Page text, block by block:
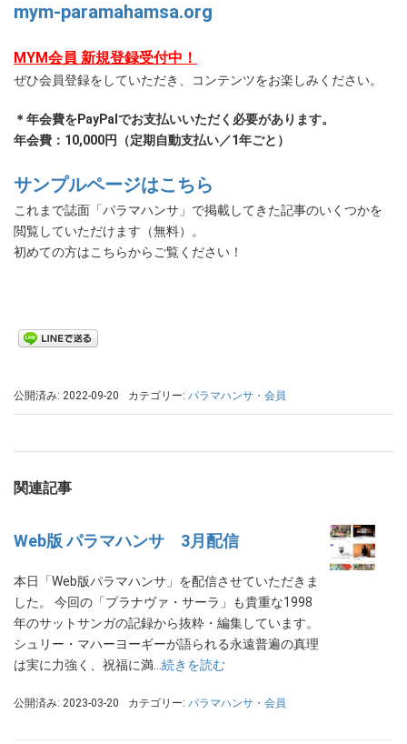
mym-paramahamsa.org
MYM会員 新規登録受付中！
ぜひ会員登録をしていただき、コンテンツをお楽しみください。
＊年会費をPayPalでお支払いいただく必要があります。
年会費：10,000円（定期自動支払い／1年ごと）
サンプルページはこちら
これまで誌面「パラマハンサ」で掲載してきた記事のいくつかを
閲覧していただけます（無料）。
初めての方はこちらからご覧ください！
公開済み: 2022-09-20 カテゴリー: パラマハンサ・会員
関連記事
Web版 パラマハンサ 3月配信
本日「Web版パラマハンサ」を配信させていただきま
した。 今回の「プラナヴァ・サーラ」も貴重な1998
年のサットサンガの記録から抜粋・編集しています。
シュリー・マハーヨーギーが語られる永遠普遍の真理
は実に力強く、祝福に満… 続きを読む
公開済み: 2023-03-20 カテゴリー: パラマハンサ・会員